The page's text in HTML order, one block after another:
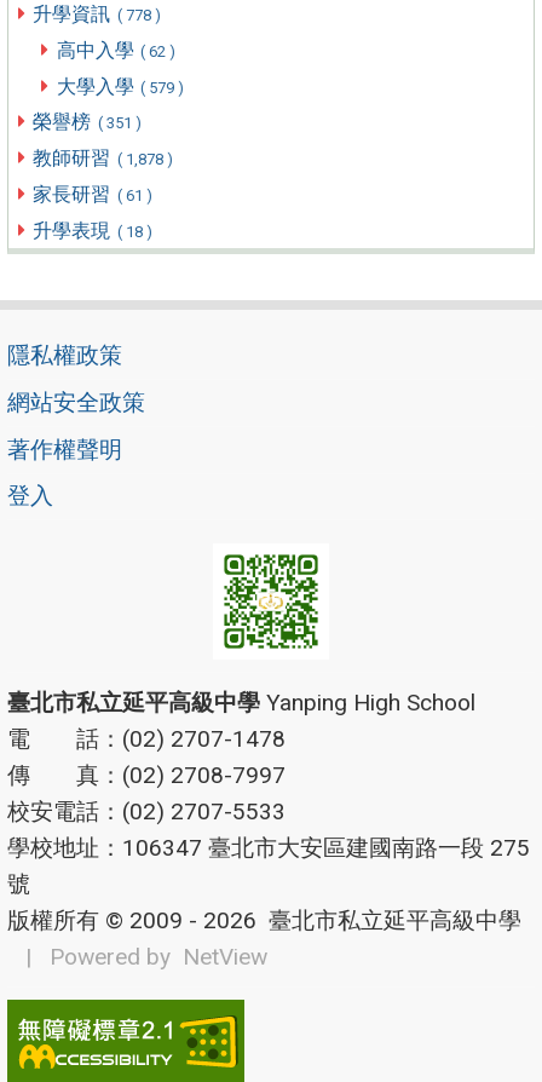
升學資訊 ( 778 )
高中入學 ( 62 )
大學入學 ( 579 )
榮譽榜 ( 351 )
教師研習 ( 1,878 )
家長研習 ( 61 )
升學表現 ( 18 )
隱私權政策
網站安全政策
著作權聲明
登入
臺北市私立延平高級中學 Yanping High School
電 話：(02) 2707-1478
傳 真：(02) 2708-7997
校安電話：(02) 2707-5533
學校地址：106347 臺北市大安區建國南路一段 275
號
版權所有 © 2009 - 2026 臺北市私立延平高級中學
| Powered by NetView